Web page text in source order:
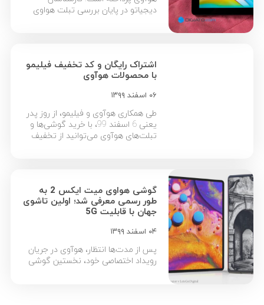
دیجیاتو در پایان بررسی تبلت هواوی
کننده باشد. در ادامه این مطلب به طور
مختصر به مجموعه نتایج وبسایت
اشتراک رایگان و کد تخفیف فیلیمو
با محصولات هوآوی
۰۶ اسفند ۱۳۹۹
طی همکاری هوآوی و فیلیمو، از روز پدر
یعنی 6 اسفند 99، با خرید گوشی‌ها و
تبلت‌های هوآوی می‌توانید از تخفیف
فیلیمو مدرسه با هزاران ساعت محتوای
آموزشی جذاب […]
گوشی هواوی میت ایکس 2 به
طور رسمی معرفی شد؛ اولین تاشوی
جهان با قابلیت 5G
۰۴ اسفند ۱۳۹۹
پس از مدت‌ها انتظار، هوآوی در جریان
رویداد اختصاصی خود، نخستین گوشی